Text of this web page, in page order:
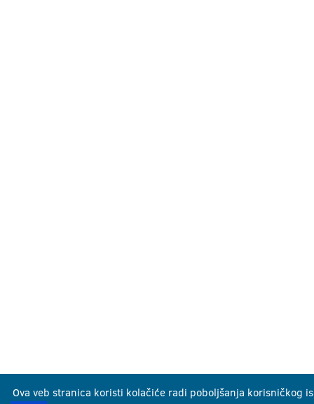
Ova veb stranica koristi kolačiće radi poboljšanja korisničkog